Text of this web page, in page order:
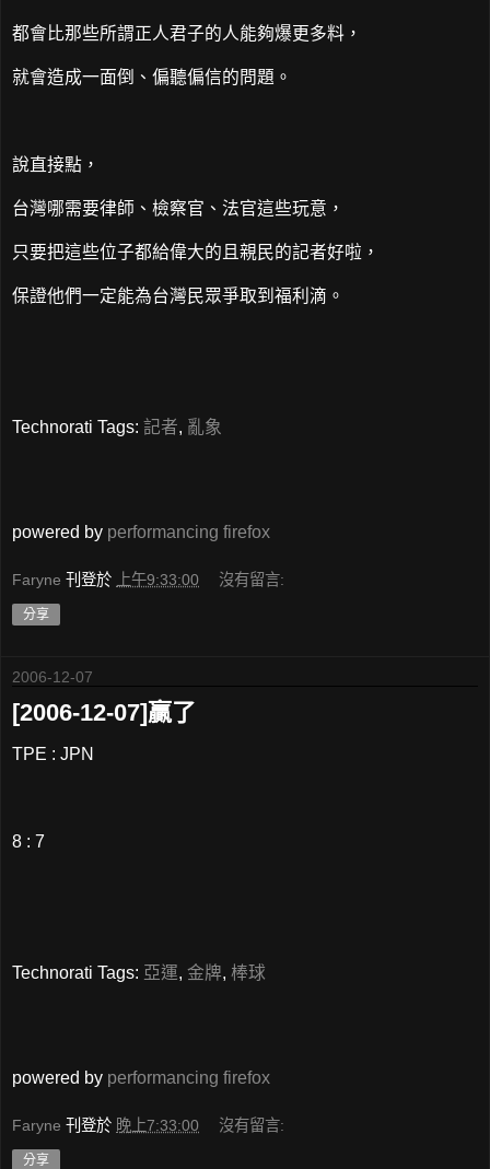
都會比那些所謂正人君子的人能夠爆更多料，
就會造成一面倒、偏聽偏信的問題。
說直接點，
台灣哪需要律師、檢察官、法官這些玩意，
只要把這些位子都給偉大的且親民的記者好啦，
保證他們一定能為台灣民眾爭取到福利滴。
Technorati Tags: 記者, 亂象
powered by performancing firefox
Faryne 刊登於 上午9:33:00 沒有留言:
分享
2006-12-07
[2006-12-07]贏了
TPE : JPN
8 : 7
Technorati Tags: 亞運, 金牌, 棒球
powered by performancing firefox
Faryne 刊登於 晚上7:33:00 沒有留言:
分享